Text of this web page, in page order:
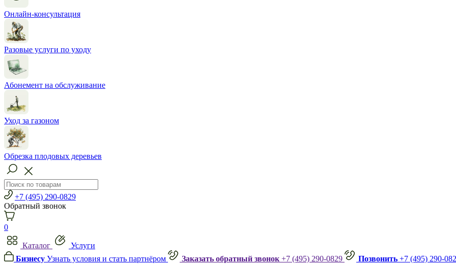
Онлайн-консультация
Разовые услуги по уходу
Абонемент на обслуживание
Уход за газоном
Обрезка плодовых деревьев
+7 (495) 290-0829
Обратный звонок
0
Каталог
Услуги
Бизнесу Узнать условия и стать партнёром Заказать обратный звонок +7 (495) 290-0829 Позвонить +7 (495) 290-